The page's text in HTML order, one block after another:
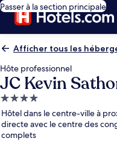
Passer à la section principale
Afficher tous les
Hôte professionnel
JC Kevin
Hébergement
4.0 étoiles
Hôtel dans le centre-ville à
directe avec le centre des
complets